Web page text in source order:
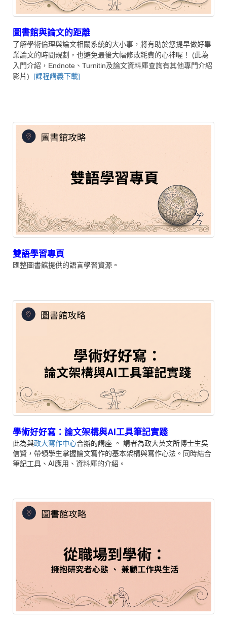
圖書館與論文的距離
了解學術倫理與論文相關系統的大小事，將有助於您提早做好畢
業論文的時間規劃，也避免最後大幅修改耗費的心神喔！ (此為
入門介紹，Endnote、Turnitin及論文資料庫查詢有其他專門介紹
影片) [課程講義下載]
雙語學習專頁
匯整圖書館提供的語言學習資源。
學術好好寫：論文架構與AI工具筆記實踐
此為與政大寫作中心合辦的講座 。 講者為政大英文所博士生吳
信賢， 帶領學生掌握論文寫作的基本架構與寫作心法。同時結合
筆記工具、AI應用、資料庫的介紹。